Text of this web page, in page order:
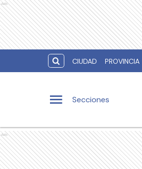
Ads
CIUDAD PROVINCIA
Secciones
Ads